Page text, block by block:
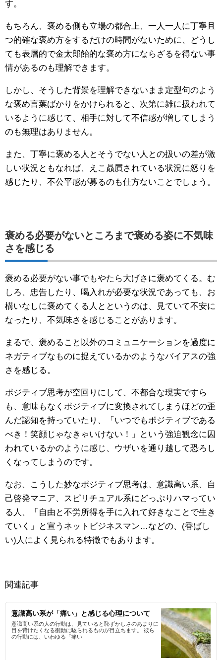
す。
もちろん、褒める側も立場の都合上、一人一人に丁寧且
つ的確な褒め方をするだけの時間がないために、どうし
ても表層的で金太郎飴的な褒め方にならざるを得ない事
情があるのも理解できます。
しかし、そうした背景を理解できないまま定型句のよう
な褒め言葉ばかりをかけられると、次第に雑に扱われて
いるように感じて、相手に対して不信感が増してしまう
のも無理はありません。
また、丁寧に褒める人とそうでない人との扱いの差が激
しい状況ともなれば、えこ贔屓されている状況に怒りを
感じたり、不公平感が募るのも仕方ないことでしょう。
褒める必要がないところまで褒める姿に不気味
さを感じる
褒める必要がない事でもやたら大げさに褒めてくる。む
しろ、忠告したり、喝入れが必要な状況であっても、お
構いなしに褒めてくる人とというのは、見ていて不安に
なったり、不気味さを感じることがあります。
まるで、褒めること以外のコミュニケーションを過度に
ネガティブなものに捉えているかのようなバイアスの強
さを感じる。
ポジティブ思考が空回りにして、不都合な現実ですら
も、意味もなくポジティブに変換されてしまうほどの歪
んだ認知を持っていたり、「いつでもポジティブである
べき！笑顔じゃなきゃいけない！」という強迫観念に囚
われているかのように感じ、ウザいを通り越して恐ろし
くなってしまうのです。
なお、こうした妙なポジティブ思考は、意識高い系、自
己啓発マニア、スピリチュアル系にどっぷりハマってい
る人、「自由と不労所得を手に入れて好きなことで生き
ていく」と宣うネットビジネスマン…などの、(香ばし
い)人によく見られる特徴でもあります。
関連記事
意識高い系が「痛い」と感じる心理について
意識高い系の人の行動は、見ていると恥ずかしさのあまりに
目を背けたくなる衝動に駆られるものが目立ちます。 彼ら
の行動には、いわゆる「痛い